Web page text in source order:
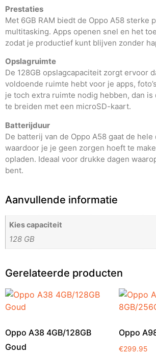
Prestaties
Met 6GB RAM biedt de Oppo A58 sterke
multitasking. Apps openen snel en het
zodat je productief kunt blijven zonder
Opslagruimte
De 128GB opslagcapaciteit zorgt ervoor
voldoende ruimte hebt voor je apps,
je toch extra ruimte nodig hebben, dan
te breiden met een microSD-kaart.
Batterijduur
De batterij van de Oppo A58 gaat de hele
waardoor je je geen zorgen hoeft te
opladen. Ideaal voor drukke dagen
bent.
Aanvullende informatie
Kies capaciteit
128 GB
Gerelateerde producten
Oppo A38 4GB/128GB
Goud
Oppo
€299.95